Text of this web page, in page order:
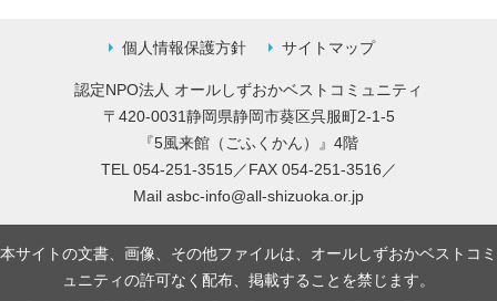
個人情報保護方針 サイトマップ
認定NPO法人 オールしずおかベストコミュニティ
〒420-0031静岡県静岡市葵区呉服町2-1-5
『5風来館（ごふくかん）』4階
TEL 054-251-3515／FAX 054-251-3516／
Mail asbc-info@all-shizuoka.or.jp
本サイトの文書、画像、その他ファイルは、オールしずおかベストコミ
ュニティの許可なく配布、掲載することを禁じます。